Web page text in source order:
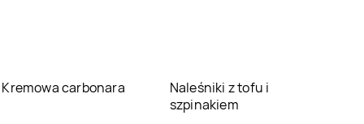
Kremowa carbonara
Naleśniki z tofu i
szpinakiem